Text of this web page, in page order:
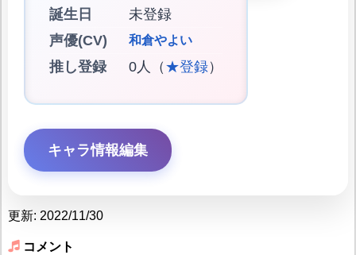
誕生日
未登録
声優(CV)
和倉やよい
推し登録 0人（ ★登録）
キャラ情報編集
更新: 2022/11/30
コメント